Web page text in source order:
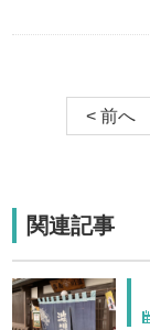
< 前へ
関連記事